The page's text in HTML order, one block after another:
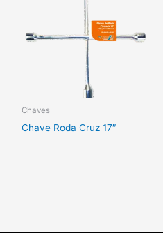
Chaves
Chave Roda Cruz 17″